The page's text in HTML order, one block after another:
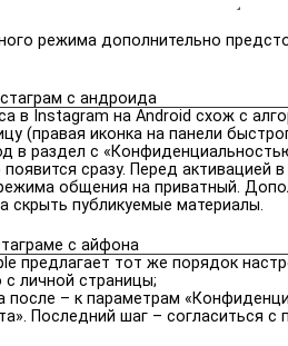
режима дополнительно
с андроида
в Instagram на Android схож с
(правая иконка на панели
в раздел с
появится сразу. Перед
общения на приватный.
скрыть публикуемые материалы.
с айфона
предлагает тот же порядок
личной страницы;
после – к параметрам
Последний шаг – согласиться